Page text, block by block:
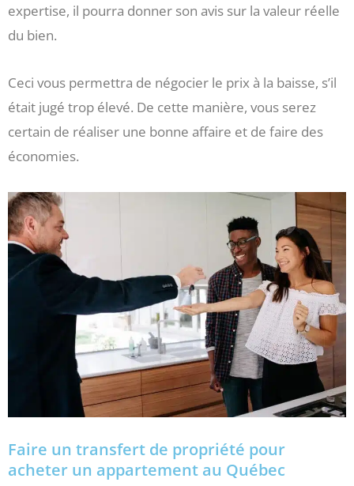
expertise, il pourra donner son avis sur la valeur réelle
du bien.
Ceci vous permettra de négocier le prix à la baisse, s’il
était jugé trop élevé. De cette manière, vous serez
certain de réaliser une bonne affaire et de faire des
économies.
Faire un transfert de propriété pour
acheter un appartement au Québec